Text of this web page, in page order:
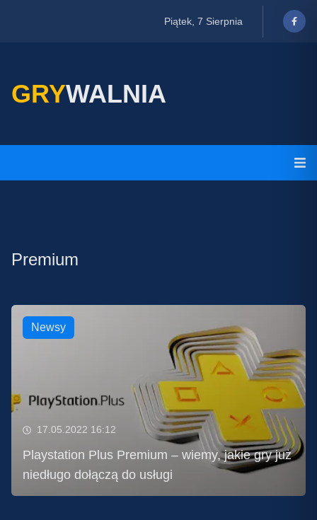
Piątek, 7 Sierpnia
GRYWALNIA
Premium
Newsy
17.05.2022 16:12
Playstation Plus Premium – wiemy, jakie gry już
niedługo dołączą do usługi